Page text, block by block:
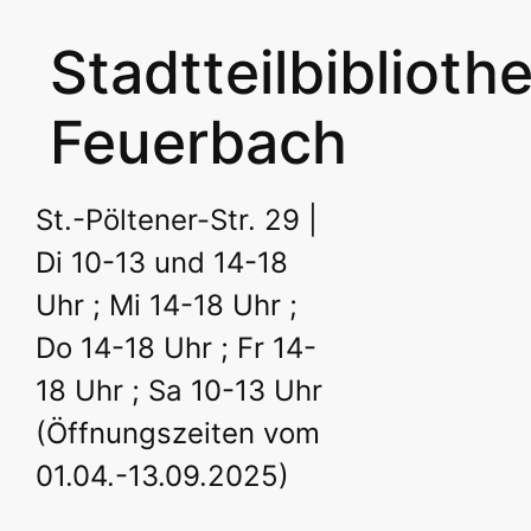
Feuerbach
St.-Pöltener-Str. 29 |
Di 10-13 und 14-18
Uhr ; Mi 14-18 Uhr ;
Do 14-18 Uhr ; Fr 14-
18 Uhr ; Sa 10-13 Uhr
(Öffnungszeiten vom
01.04.-13.09.2025)